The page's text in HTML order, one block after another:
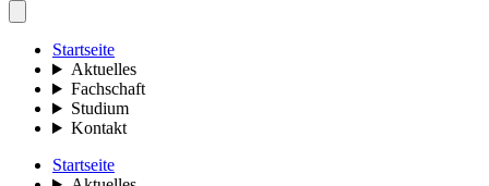
Startseite
Aktuelles
Fachschaft
Studium
Kontakt
Startseite